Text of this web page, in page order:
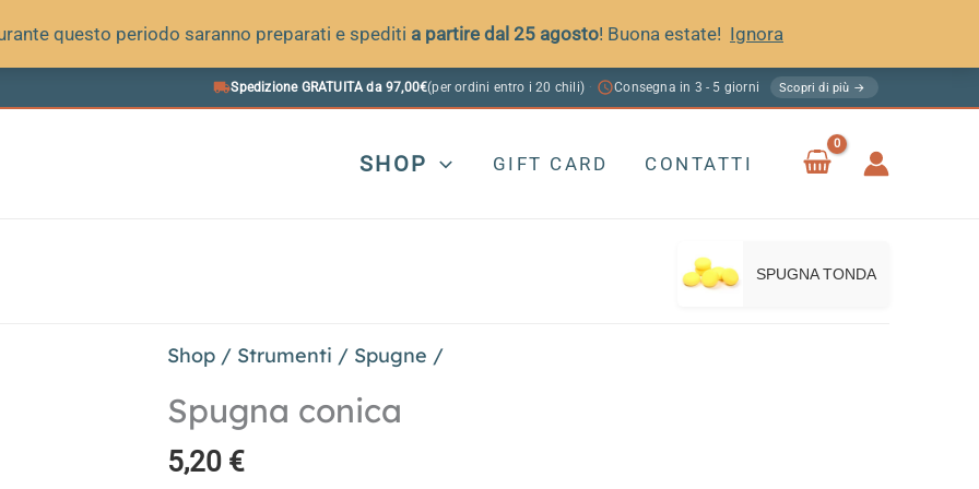
questo periodo saranno preparati e spediti a partire dal 25 agosto! Buona estate! Ignora
Spedizione GRATUITA da 97,00€(per ordini entro i 20 chili) · Consegna in 3 - 5 giorni Scopri di più →
SHOP GIFT CARD CONTATTI
SPUGNA TONDA
Shop / Strumenti / Spugne /
Spugna conica
5,20 €